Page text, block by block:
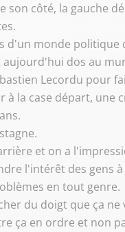
son côté, la gauche
d'un monde
aujourd'hui dos au
Lecordu pour
la case départ,
et on a
l'intérêt des gens
en tout genre.
du doigt que ça
ça en ordre et non